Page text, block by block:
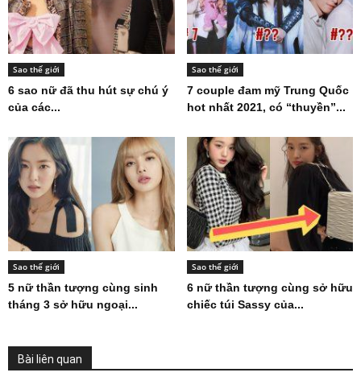
Sao thế giới
6 sao nữ đã thu hút sự chú ý
của các...
Sao thế giới
7 couple đam mỹ Trung Quốc
hot nhất 2021, có “thuyền”...
Sao thế giới
5 nữ thần tượng cùng sinh
tháng 3 sở hữu ngoại...
Sao thế giới
6 nữ thần tượng cùng sở hữu
chiếc túi Sassy của...
Bài liên quan